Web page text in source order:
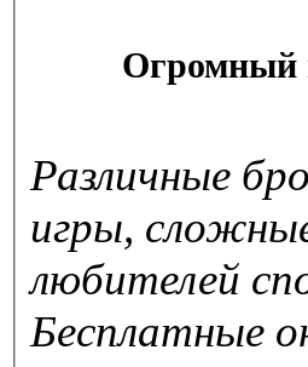
Огромный
Различные
игры,
любителей
Бесплатные